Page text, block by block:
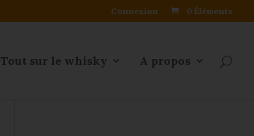
Connexion 0 Éléments
Tout sur le whisky A propos